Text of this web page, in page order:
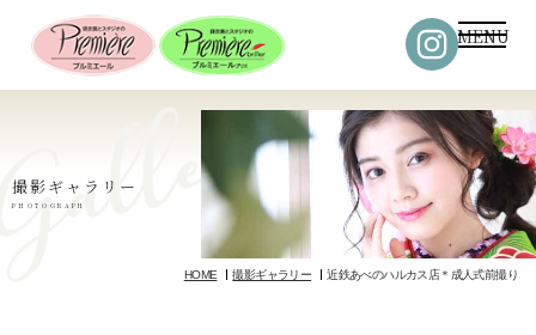
MENU
HOME 撮影ギャラリー 近鉄あべのハルカス店＊成人式前撮り
撮影ギャラリー
PHOTOGRAPH